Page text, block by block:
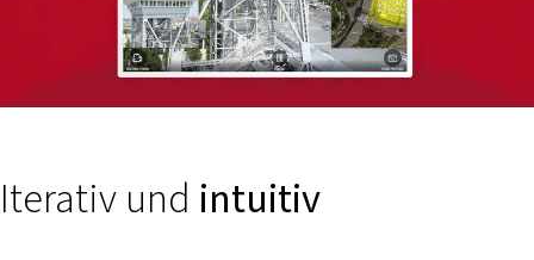
Iterativ und intuitiv